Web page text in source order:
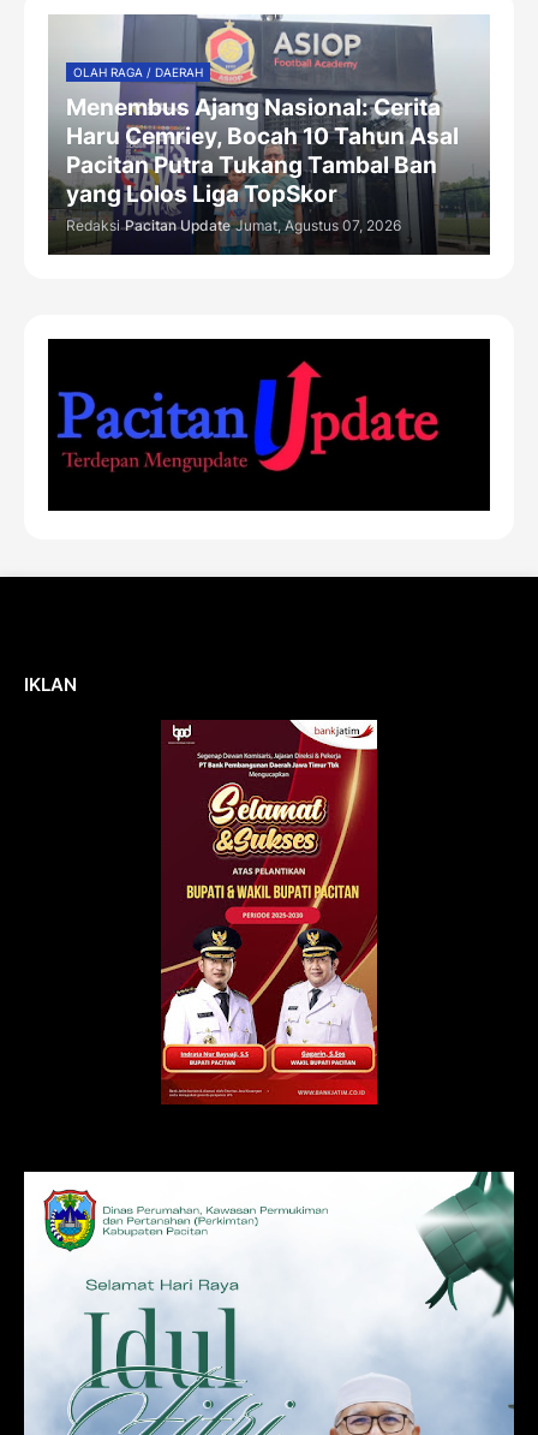
OLAH RAGA / DAERAH
Menembus Ajang Nasional: Cerita
Haru Cemriey, Bocah 10 Tahun Asal
Pacitan Putra Tukang Tambal Ban
yang Lolos Liga TopSkor
Redaksi Pacitan Update Jumat, Agustus 07, 2026
IKLAN